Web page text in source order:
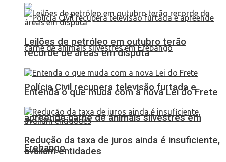
Polícia Civil recupera televisão furtada e
apreende carne de animais silvestres em
Erebango
Leilões de petróleo em outubro terão
recorde de áreas em disputa
Entenda o que muda com a nova Lei do Frete
Redução da taxa de juros ainda é insuficiente,
avaliam entidades